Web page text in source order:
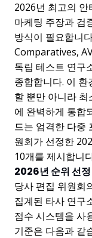
2026년 최고의
마케팅 주장과 검
방식이 필요합니
Comparatives,
독립 테스트 연구
종합합니다. 이
할 뿐만 아니라
에 완벽하게 통합
드는 엄격한 다중
원회가 선정한
10개를 제시합니
2026년 순위 선
당사 편집 위원회
집계된 타사 연구
점수 시스템을 사
기준은 다음과 같